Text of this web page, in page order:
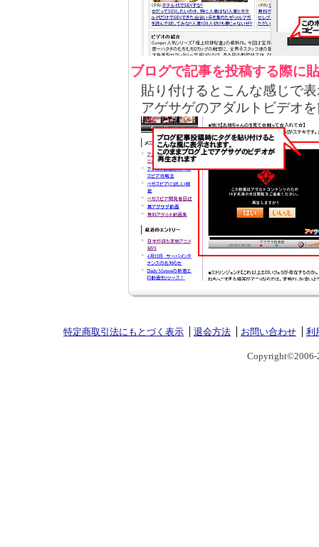
ブログで記事を投稿する際に
貼り付けるとこんな感じで
アゲサゲのアダルトビデオ
特定商取引法にもとづく表示 退会方法 お問い合わせ 利
Copyright©2006-